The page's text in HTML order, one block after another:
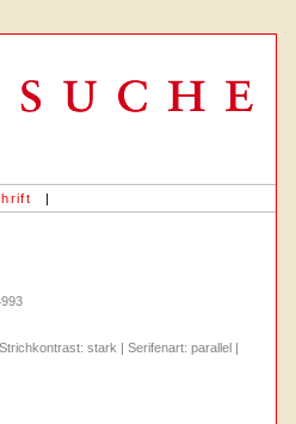
|
stark | Serifenart: parallel |